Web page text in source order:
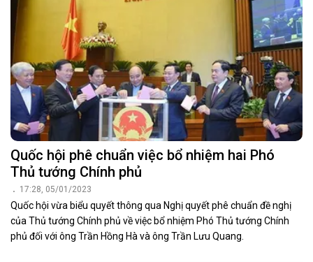
Quốc hội phê chuẩn việc bổ nhiệm hai Phó
Thủ tướng Chính phủ
17:28, 05/01/2023
Quốc hội vừa biểu quyết thông qua Nghị quyết phê chuẩn đề nghị
của Thủ tướng Chính phủ về việc bổ nhiệm Phó Thủ tướng Chính
phủ đối với ông Trần Hồng Hà và ông Trần Lưu Quang.